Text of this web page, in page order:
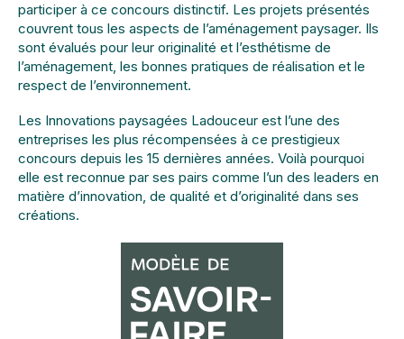
participer à ce concours distinctif. Les projets présentés
couvrent tous les aspects de l’aménagement paysager. Ils
sont évalués pour leur originalité et l’esthétisme de
l’aménagement, les bonnes pratiques de réalisation et le
respect de l’environnement.
Les Innovations paysagées Ladouceur est l’une des
entreprises les plus récompensées à ce prestigieux
concours depuis les 15 dernières années. Voilà pourquoi
elle est reconnue par ses pairs comme l’un des leaders en
matière d’innovation, de qualité et d’originalité dans ses
créations.